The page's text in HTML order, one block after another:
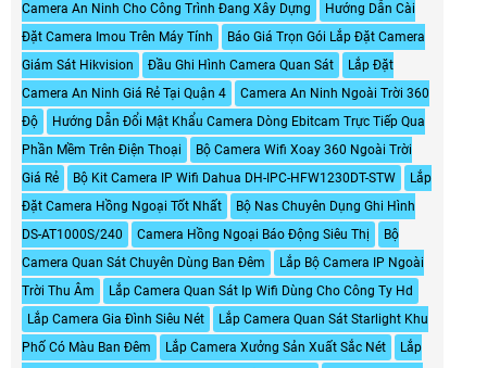
Camera An Ninh Cho Công Trình Đang Xây Dựng
Hướng Dẫn Cài
Đặt Camera Imou Trên Máy Tính
Báo Giá Trọn Gói Lắp Đặt Camera
Giám Sát Hikvision
Đầu Ghi Hình Camera Quan Sát
Lắp Đặt
Camera An Ninh Giá Rẻ Tại Quận 4
Camera An Ninh Ngoài Trời 360
Độ
Hướng Dẫn Đổi Mật Khẩu Camera Dòng Ebitcam Trực Tiếp Qua
Phần Mềm Trên Điện Thoại
Bộ Camera Wifi Xoay 360 Ngoài Trời
Giá Rẻ
Bộ Kit Camera IP Wifi Dahua DH-IPC-HFW1230DT-STW
Lắp
Đặt Camera Hồng Ngoại Tốt Nhất
Bộ Nas Chuyên Dụng Ghi Hình
DS-AT1000S/240
Camera Hồng Ngoại Báo Động Siêu Thị
Bộ
Camera Quan Sát Chuyên Dùng Ban Đêm
Lắp Bộ Camera IP Ngoài
Trời Thu Âm
Lắp Camera Quan Sát Ip Wifi Dùng Cho Công Ty Hd
Lắp Camera Gia Đình Siêu Nét
Lắp Camera Quan Sát Starlight Khu
Phố Có Màu Ban Đêm
Lắp Camera Xưởng Sản Xuất Sắc Nét
Lắp